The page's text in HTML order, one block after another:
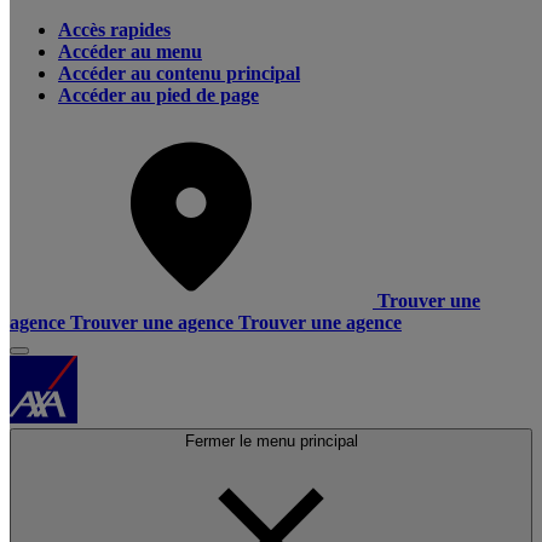
Accès rapides
Accéder au menu
Accéder au contenu principal
Accéder au pied de page
Trouver une
agence Trouver une agence Trouver une agence
Fermer le menu principal